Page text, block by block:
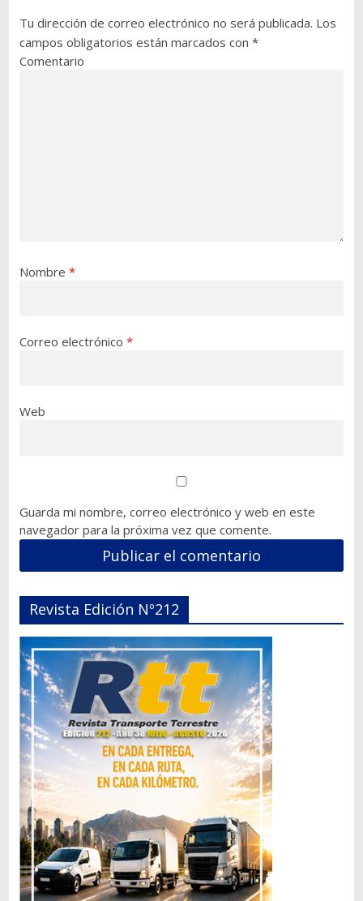
Tu dirección de correo electrónico no será publicada. Los
campos obligatorios están marcados con *
Comentario
Nombre *
Correo electrónico *
Web
Guarda mi nombre, correo electrónico y web en este
navegador para la próxima vez que comente.
Revista Edición Nº212